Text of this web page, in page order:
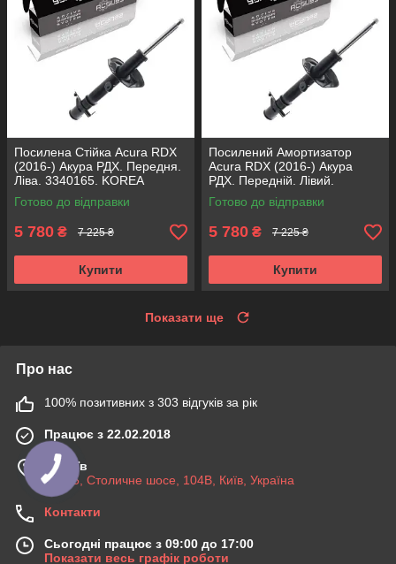
Посилена Стійка Acura RDX
(2016-) Акура РДХ. Передня.
Ліва. 3340165. KOREA
Аксусс!
Готово до відправки
5 780 ₴ 7 225 ₴
Купити
Посилений Амортизатор
Acura RDX (2016-) Акура
РДХ. Передній. Лівий.
3340165. KOREA Аксусс!
Готово до відправки
5 780 ₴ 7 225 ₴
Купити
Показати ще
Про нас
100% позитивних з 303 відгуків за рік
Працює з 22.02.2018
м. Київ
03045, Столичне шосе, 104B, Київ, Україна
Контакти
Сьогодні працює з 09:00 до 17:00
Показати весь графік роботи